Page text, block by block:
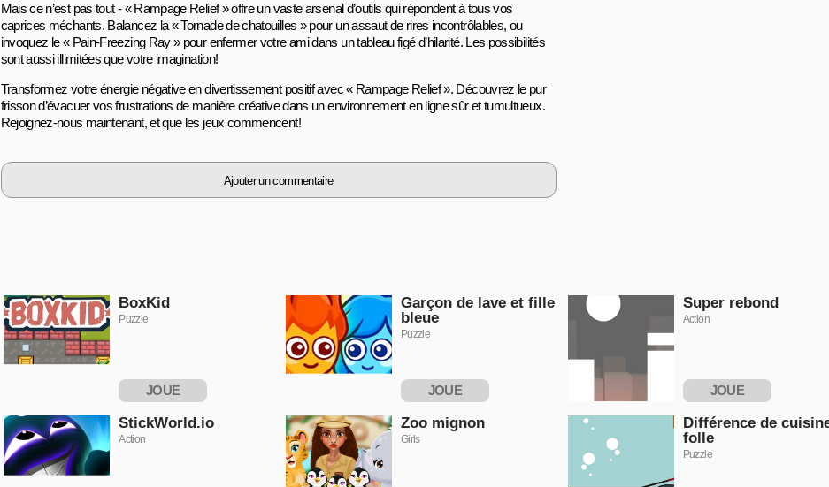
Mais ce n’est pas tout - « Rampage Relief » offre un vaste arsenal d’outils qui répondent à tous vos
caprices méchants. Balancez la « Tornade de chatouilles » pour un assaut de rires incontrôlables, ou
invoquez le « Pain-Freezing Ray » pour enfermer votre ami dans un tableau figé d’hilarité. Les possibilités
sont aussi illimitées que votre imagination!
Transformez votre énergie négative en divertissement positif avec « Rampage Relief ». Découvrez le pur
frisson d’évacuer vos frustrations de manière créative dans un environnement en ligne sûr et tumultueux.
Rejoignez-nous maintenant, et que les jeux commencent!
Ajouter un commentaire
BoxKid
Puzzle
JOUE
Garçon de lave et fille
bleue
Puzzle
JOUE
Super rebond
Action
JOUE
MAINTENANT
StickWorld.io
Action
Zoo mignon
Girls
Différence de
folle
Puzzle